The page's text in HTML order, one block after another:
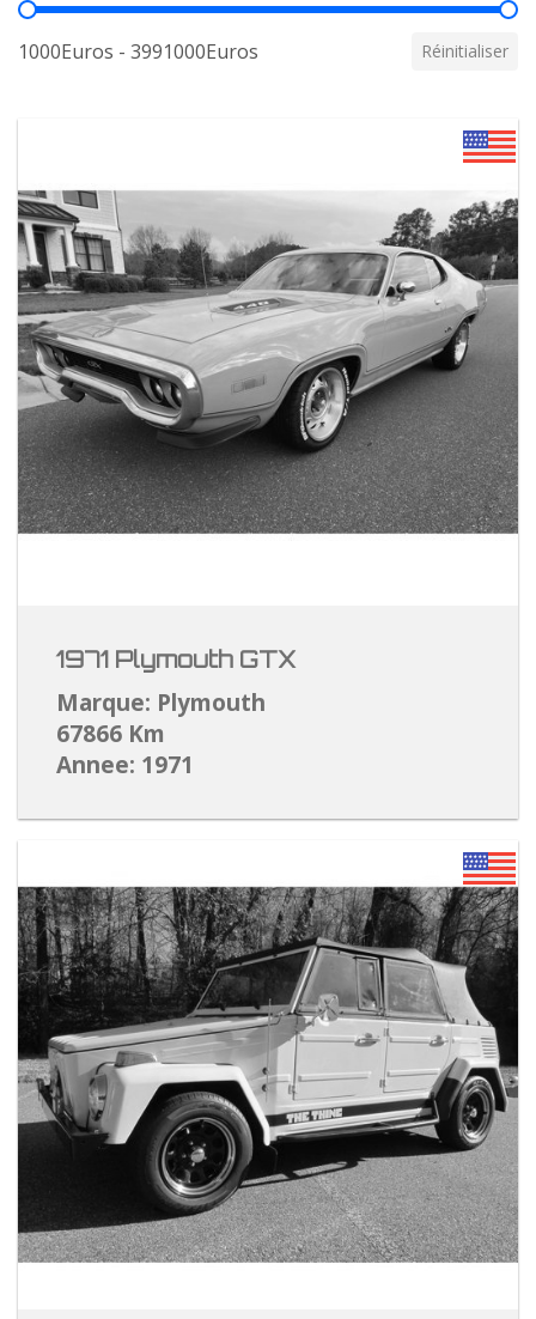
Prix
1000Euros - 3991000Euros Réinitialiser
1971 Plymouth GTX
Marque: Plymouth
67866 Km
Annee: 1971